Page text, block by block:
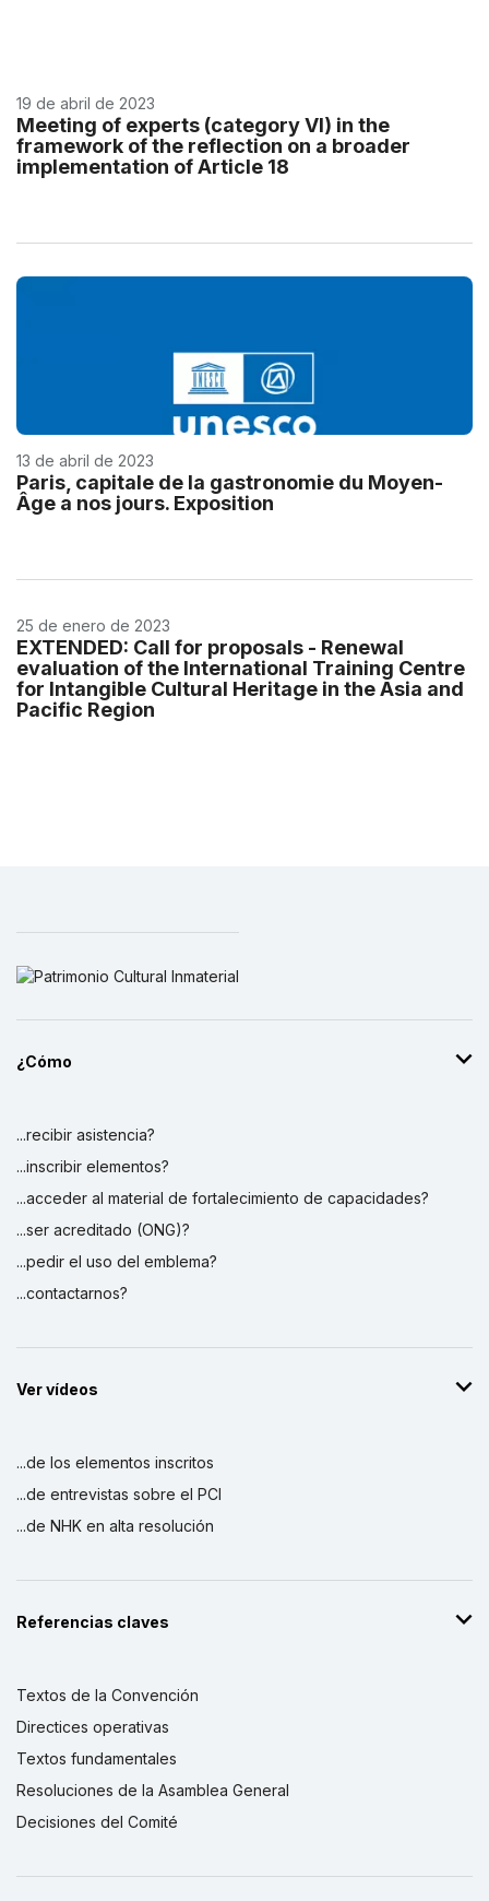
19 de abril de 2023
Meeting of experts (category VI) in the
framework of the reflection on a broader
implementation of Article 18
13 de abril de 2023
Paris, capitale de la gastronomie du Moyen-
Âge a nos jours. Exposition
25 de enero de 2023
EXTENDED: Call for proposals - Renewal
evaluation of the International Training Centre
for Intangible Cultural Heritage in the Asia and
Pacific Region
¿Cómo
...recibir asistencia?
...inscribir elementos?
...acceder al material de fortalecimiento de capacidades?
...ser acreditado (ONG)?
...pedir el uso del emblema?
...contactarnos?
Ver vídeos
...de los elementos inscritos
...de entrevistas sobre el PCI
...de NHK en alta resolución
Referencias claves
Textos de la Convención
Directices operativas
Textos fundamentales
Resoluciones de la Asamblea General
Decisiones del Comité